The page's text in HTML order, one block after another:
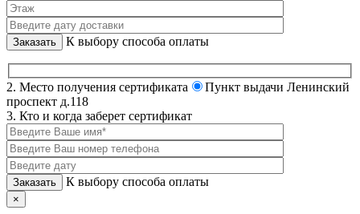
К выбору способа оплаты
2. Место получения сертификата
Пункт выдачи Ленинский
проспект д.118
3. Кто и когда заберет сертификат
К выбору способа оплаты
×